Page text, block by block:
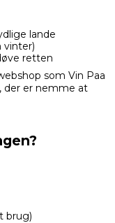
lande
vinter)
retten
som Vin Paa
der er nemme at
brug)